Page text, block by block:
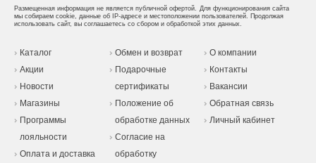
Размещенная информация не является публичной офертой. Для функционирования сайта
мы собираем cookie, данные об IP-адресе и местоположении пользователей. Продолжая
использовать сайт, вы соглашаетесь со сбором и обработкой этих данных.
Каталог
Акции
Новости
Магазины
Программы
лояльности
Оплата и доставка
Обмен и возврат
Подарочные
сертификаты
Положение об
обработке данных
Согласие на
обработку
О компании
Контакты
Вакансии
Обратная связь
Личный кабинет